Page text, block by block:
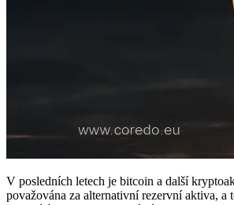
V posledních letech je bitcoin a další
považována za alternativní rezervní aktiva, a